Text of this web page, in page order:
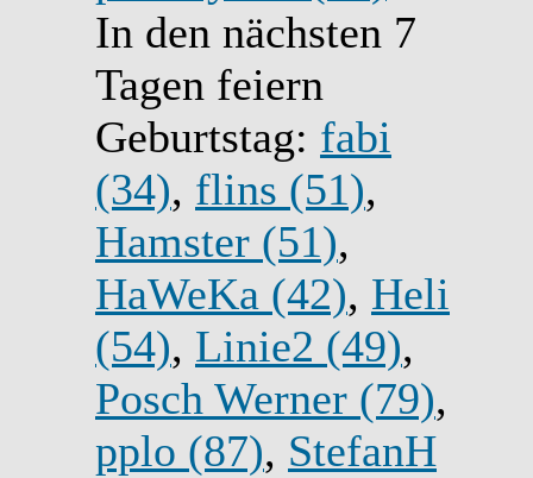
In den nächsten 7
Tagen feiern
Geburtstag: fabi
(34), flins (51),
Hamster (51),
HaWeKa (42), Heli
(54), Linie2 (49),
Posch Werner (79),
pplo (87), StefanH